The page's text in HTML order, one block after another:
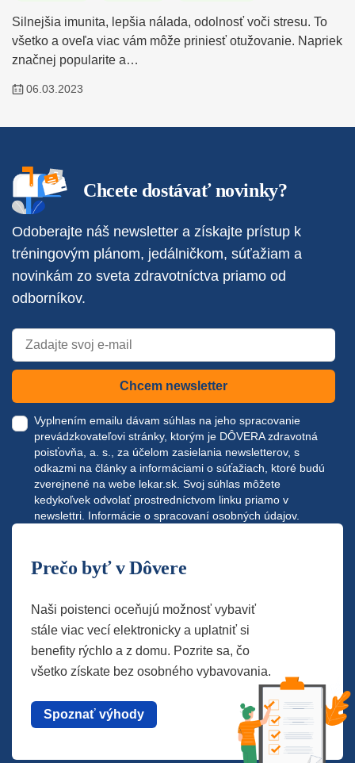
Silnejšia imunita, lepšia nálada, odolnosť voči stresu. To
všetko a oveľa viac vám môže priniesť otužovanie. Napriek
značnej popularite a…
06.03.2023
Chcete dostávať novinky?
Odoberajte náš newsletter a získajte prístup k
tréningovým plánom, jedálničkom, súťažiam a
novinkám zo sveta zdravotníctva priamo od
odborníkov.
Chcem newsletter
Vyplnením emailu dávam súhlas na jeho spracovanie
prevádzkovateľovi stránky, ktorým je DÔVERA zdravotná
poisťovňa, a. s., za účelom zasielania newsletterov, s
odkazmi na články a informáciami o súťažiach, ktoré budú
zverejnené na webe lekar.sk . Svoj súhlas môžete
kedykoľvek odvolať prostredníctvom linku priamo v
newslettri. Informácie o spracovaní osobných údajov.
Prečo byť v Dôvere
Naši poistenci oceňujú možnosť vybaviť
stále viac vecí elektronicky a uplatniť si
benefity rýchlo a z domu. Pozrite sa, čo
všetko získate bez osobného vybavovania.
Spoznať výhody